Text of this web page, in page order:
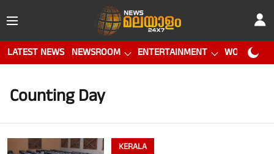
LATEST NEWS NEWSROOM ENTERTAINMENT WORLD CUP
Counting Day
KERALA